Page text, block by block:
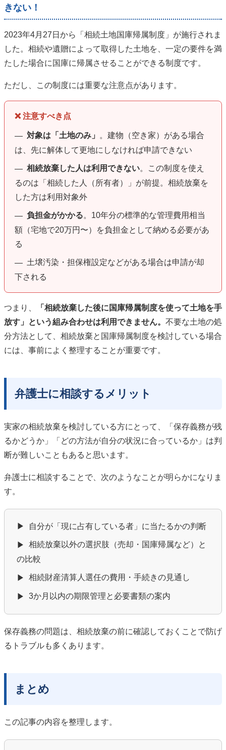
きない！
2023年4月27日から「相続土地国庫帰属制度」が施行されま
した。相続や遺贈によって取得した土地を、一定の要件を満
たした場合に国庫に帰属させることができる制度です。
ただし、この制度には重要な注意点があります。
❌ 注意すべき点
— 対象は「土地のみ」 。建物（空き家）がある場合
は、先に解体して更地にしなければ申請できない
— 相続放棄した人は利用できない。この制度を使え
るのは「相続した人（所有者）」が前提。相続放棄を
した方は利用対象外
— 負担金がかかる。10年分の標準的な管理費用相当
額（宅地で20万円〜）を負担金として納める必要があ
る
— 土壌汚染・担保権設定などがある場合は申請が却
下される
つまり、
「相続放棄した後に国庫帰属制度を使って土地を手
放す」という組み合わせは利用できません。 不要な土地の処
分方法として、相続放棄と国庫帰属制度を検討している場合
には、事前によく整理することが重要です。
弁護士に相談するメリット
実家の相続放棄を検討している方にとって、「保存義務が残
るかどうか」「どの方法が自分の状況に合っているか」は判
断が難しいこともあると思います。
弁護士に相談することで、次のようなことが明らかになりま
す。
▶ 自分が「現に占有している者」に当たるかの判断
▶
相続放棄以外の選択肢（売却・国庫帰属など）と
の比較
▶ 相続財産清算人選任の費用・手続きの見通し
▶ 3か月以内の期限管理と必要書類の案内
保存義務の問題は、相続放棄の前に確認しておくことで防げ
るトラブルも多くあります。
まとめ
この記事の内容を整理します。